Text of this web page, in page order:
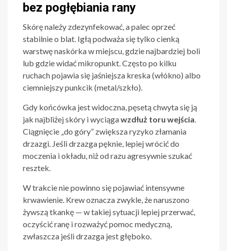
bez pogłębiania rany
Skórę należy zdezynfekować, a palec oprzeć
stabilnie o blat. Igłą podważa się tylko cienką
warstwę naskórka w miejscu, gdzie najbardziej boli
lub gdzie widać mikropunkt. Często po kilku
ruchach pojawia się jaśniejsza kreska (włókno) albo
ciemniejszy punkcik (metal/szkło).
Gdy końcówka jest widoczna, pęsetą chwyta się ją
jak najbliżej skóry i wyciągawzdłuż toru wejścia.
Ciągnięcie „do góry” zwiększa ryzyko złamania
drzazgi. Jeśli drzazga pęknie, lepiej wrócić do
moczenia i okładu, niż od razu agresywnie szukać
resztek.
W trakcie nie powinno się pojawiać intensywne
krwawienie. Krew oznacza zwykle, że naruszono
żywszą tkankę — w takiej sytuacji lepiej przerwać,
oczyścić ranę i rozważyć pomoc medyczną,
zwłaszcza jeśli drzazga jest głęboko.